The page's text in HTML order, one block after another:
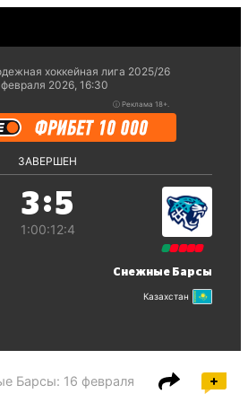
хоккейная лига 2025/26
2026, 16:30
ⓘ Реклама 18+.
ЗАВЕРШЕН
3:5
1:00:12:4
Снежные Барсы
Казахстан
Барсы: 16 февраля